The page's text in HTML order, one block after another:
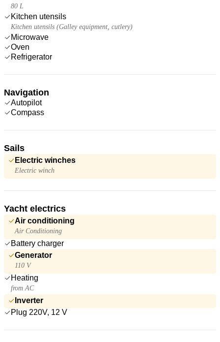
80 L
Kitchen utensils
Kitchen utensils (Galley equipment, cutlery)
Microwave
Oven
Refrigerator
Navigation
Autopilot
Compass
Sails
Electric winches
Electric winch
Yacht electrics
Air conditioning
Air Conditioning
Battery charger
Generator
110 V
Heating
from AC
Inverter
Plug 220V, 12 V